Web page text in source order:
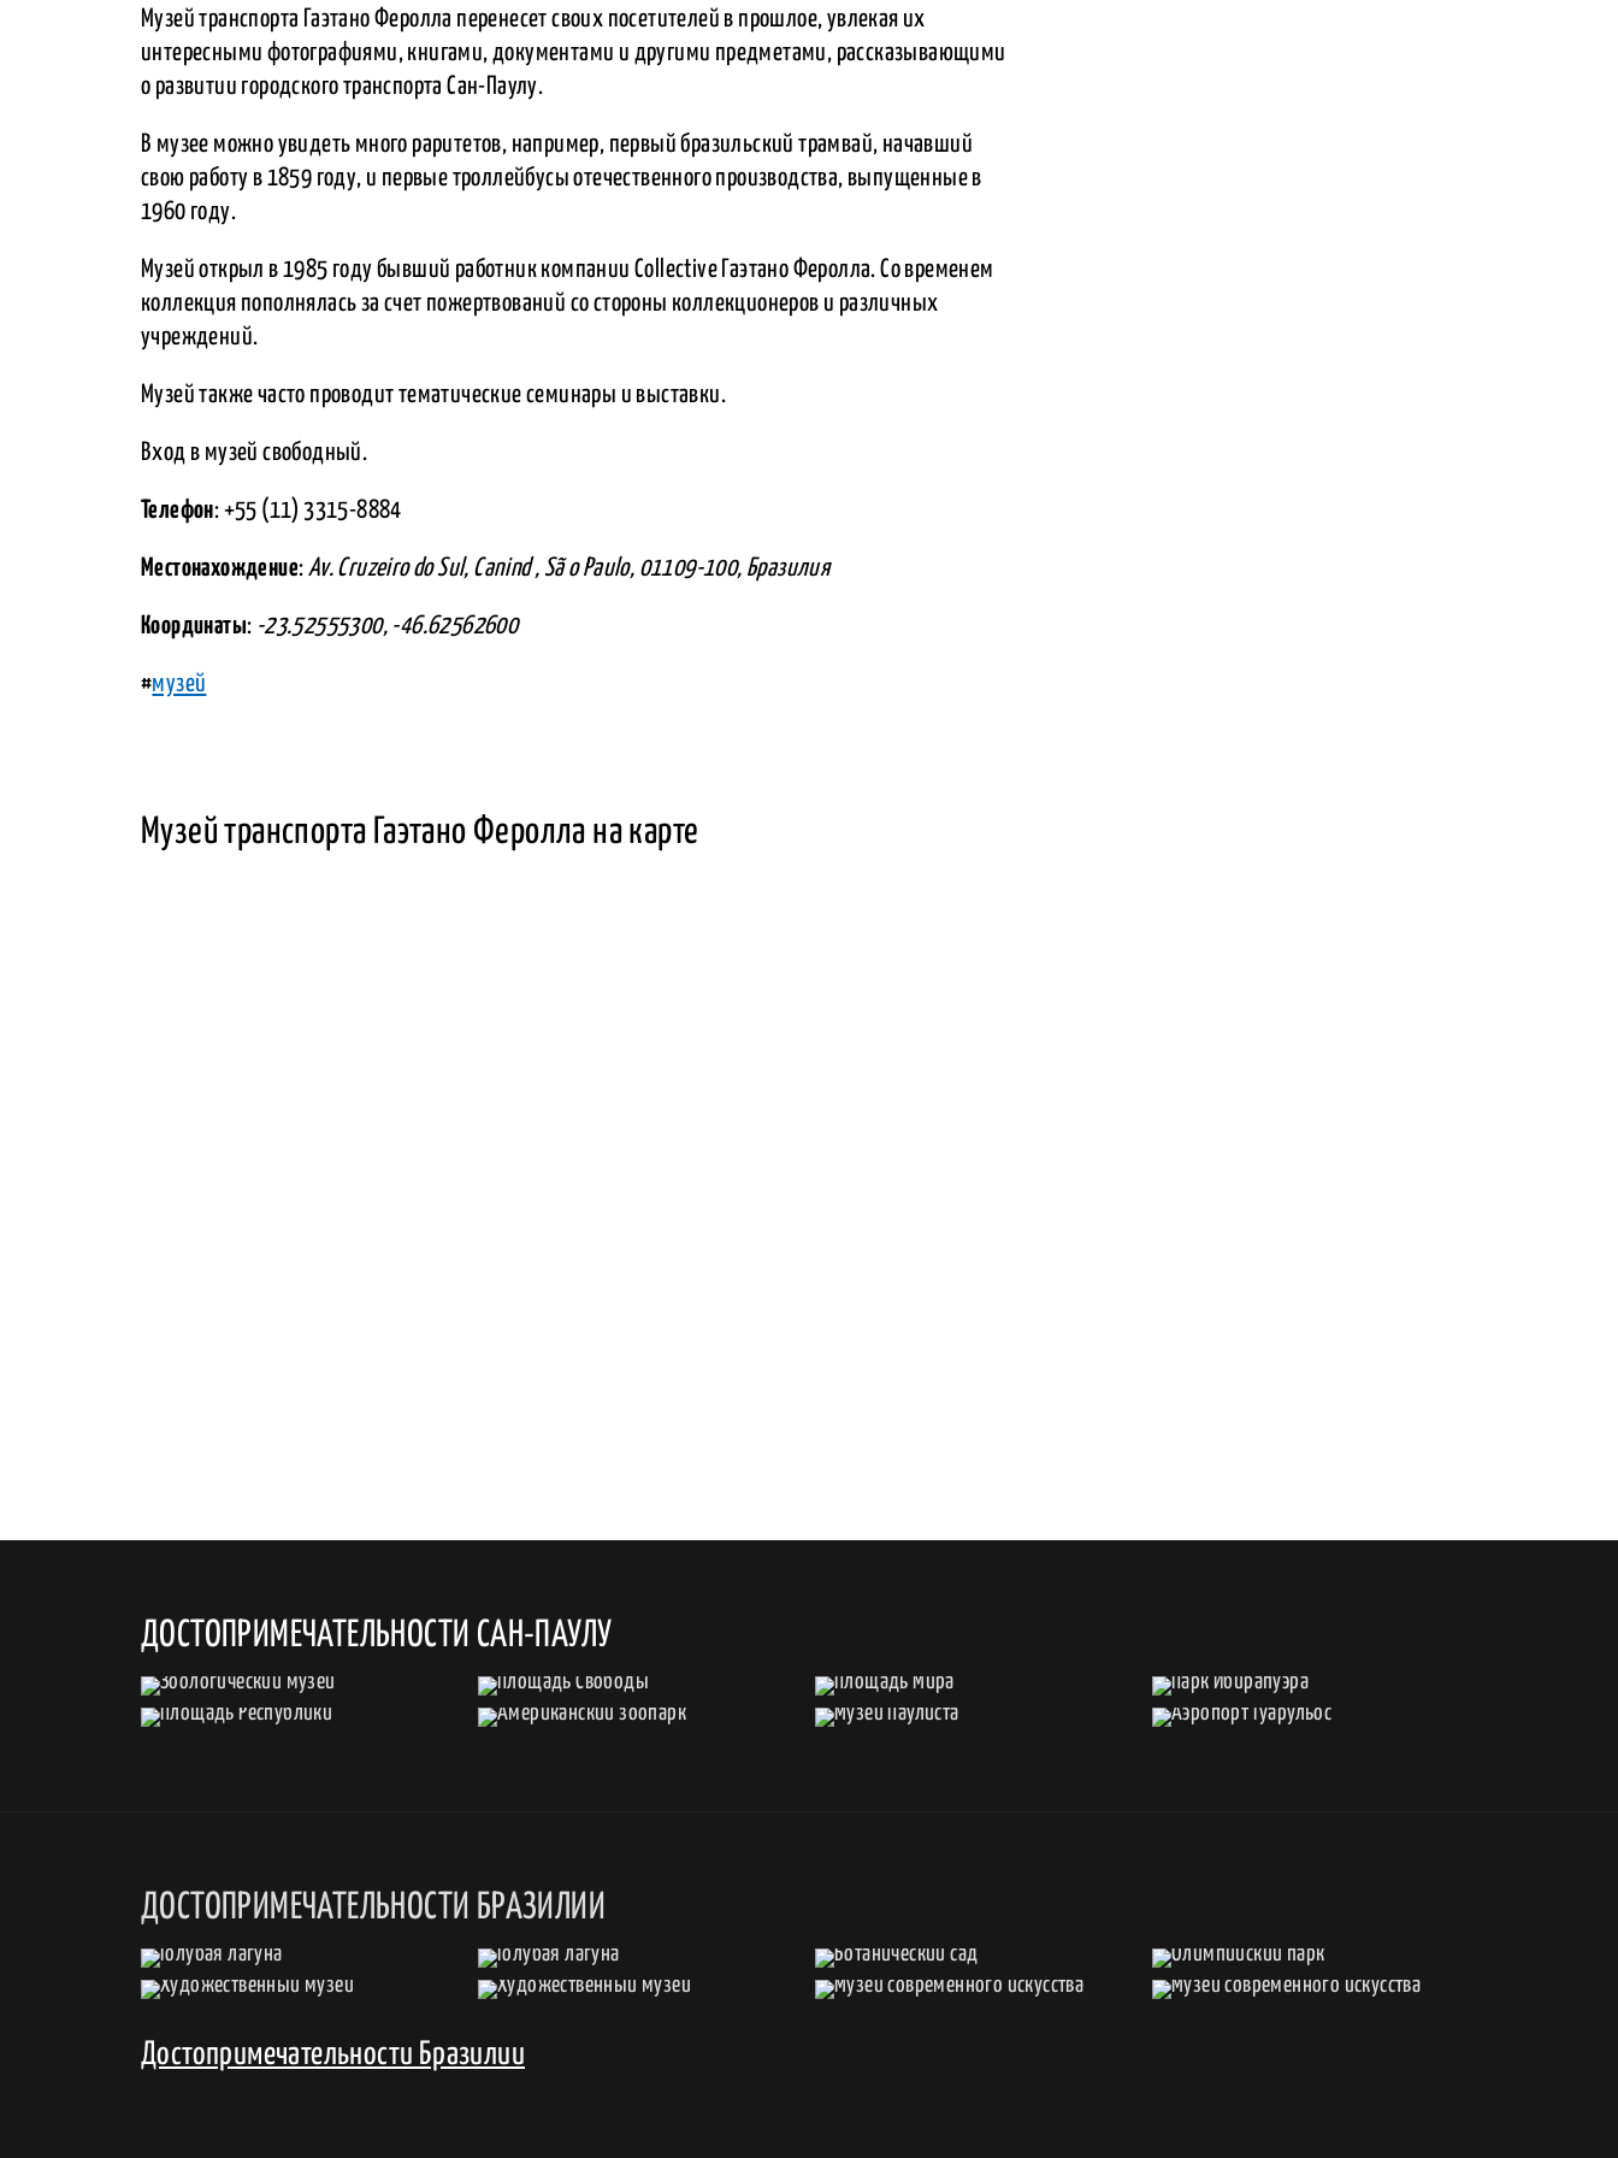
Музей транспорта Гаэтано Феролла перенесет своих посетителей в прошлое, увлекая их
интересными фотографиями, книгами, документами и другими предметами, рассказывающими
о развитии городского транспорта Сан-Паулу.
В музее можно увидеть много раритетов, например, первый бразильский трамвай, начавший
свою работу в 1859 году, и первые троллейбусы отечественного производства, выпущенные в
1960 году.
Музей открыл в 1985 году бывший работник компании Collective Гаэтано Феролла. Со временем
коллекция пополнялась за счет пожертвований со стороны коллекционеров и различных
учреждений.
Музей также часто проводит тематические семинары и выставки.
Вход в музей свободный.
Телефон: +55 (11) 3315-8884
Местонахождение: Av. Cruzeiro do Sul, Canind , Sã o Paulo, 01109-100, Бразилия
Координаты: -23.52555300, -46.62562600
#музей
Музей транспорта Гаэтано Феролла на карте
ДОСТОПРИМЕЧАТЕЛЬНОСТИ САН-ПАУЛУ
ДОСТОПРИМЕЧАТЕЛЬНОСТИ БРАЗИЛИИ
Достопримечательности Бразилии